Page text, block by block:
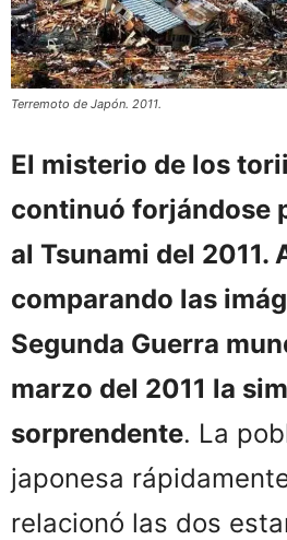
Terremoto de Japón. 2011.
El misterio de los
continuó forjándose
al Tsunami del 2011.
comparando las
Segunda Guerra
marzo del 2011 la
sorprendente. La
japonesa
relacionó las dos